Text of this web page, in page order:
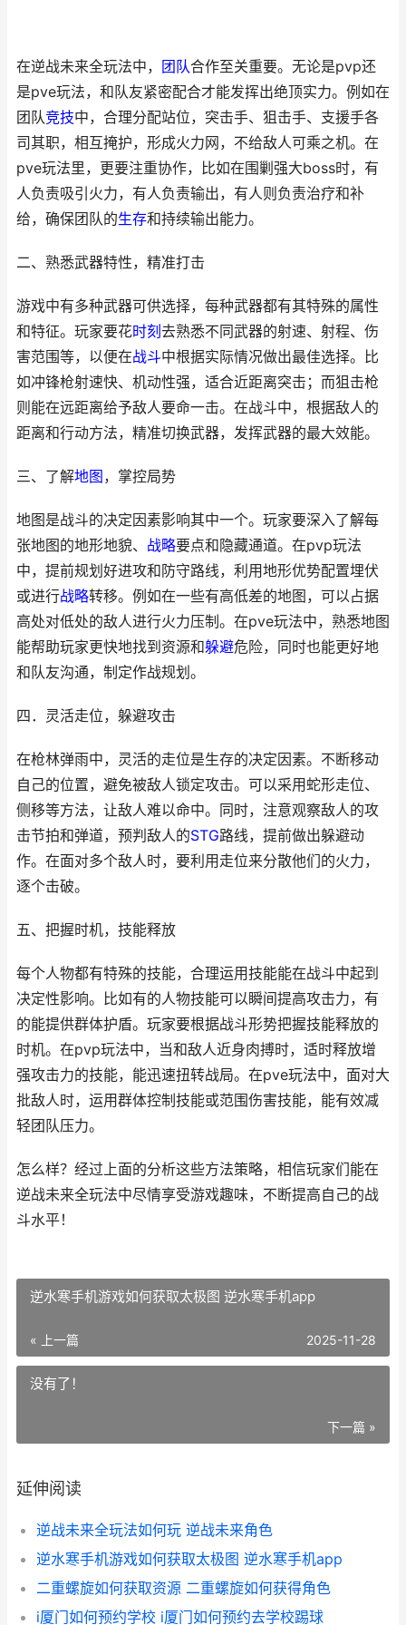
在逆战未来全玩法中， 团队合作至关重要。无论是pvp还
是pve玩法，和队友紧密配合才能发挥出绝顶实力。例如在
团队竞技中，合理分配站位，突击手、狙击手、支援手各
司其职，相互掩护，形成火力网，不给敌人可乘之机。在
pve玩法里，更要注重协作，比如在围剿强大boss时，有
人负责吸引火力，有人负责输出，有人则负责治疗和补
给，确保团队的生存和持续输出能力。
二、熟悉武器特性，精准打击
游戏中有多种武器可供选择，每种武器都有其特殊的属性
和特征。玩家要花时刻 去熟悉不同武器的射速、射程、伤
害范围等，以便在战斗中根据实际情况做出最佳选择。比
如冲锋枪射速快、机动性强，适合近距离突击；而狙击枪
则能在远距离给予敌人要命一击。在战斗中，根据敌人的
距离和行动方法，精准切换武器，发挥武器的最大效能。
三、了解地图 ，掌控局势
地图是战斗的决定因素影响其中一个。玩家要深入了解每
张地图的地形地貌、 战略要点和隐藏通道。在pvp玩法
中，提前规划好进攻和防守路线，利用地形优势配置埋伏
或进行战略转移。例如在一些有高低差的地图，可以占据
高处对低处的敌人进行火力压制。在pve玩法中，熟悉地图
能帮助玩家更快地找到资源和躲避危险，同时也能更好地
和队友沟通，制定作战规划。
四．灵活走位，躲避攻击
在枪林弹雨中，灵活的走位是生存的决定因素。不断移动
自己的位置，避免被敌人锁定攻击。可以采用蛇形走位、
侧移等方法，让敌人难以命中。同时，注意观察敌人的攻
击节拍和弹道，预判敌人的STG路线，提前做出躲避动
作。在面对多个敌人时，要利用走位来分散他们的火力，
逐个击破。
五、把握时机，技能释放
每个人物都有特殊的技能，合理运用技能能在战斗中起到
决定性影响。比如有的人物技能可以瞬间提高攻击力，有
的能提供群体护盾。玩家要根据战斗形势把握技能释放的
时机。在pvp玩法中，当和敌人近身肉搏时，适时释放增
强攻击力的技能，能迅速扭转战局。在pve玩法中，面对大
批敌人时，运用群体控制技能或范围伤害技能，能有效减
轻团队压力。
怎么样？经过上面的分析这些方法策略，相信玩家们能在
逆战未来全玩法中尽情享受游戏趣味，不断提高自己的战
斗水平！
逆水寒手机游戏如何获取太极图 逆水寒手机app
« 上一篇 2025-11-28
没有了！
下一篇 »
延伸阅读
逆战未来全玩法如何玩 逆战未来角色
逆水寒手机游戏如何获取太极图 逆水寒手机app
二重螺旋如何获取资源 二重螺旋如何获得角色
i厦门如何预约学校 i厦门如何预约去学校踢球